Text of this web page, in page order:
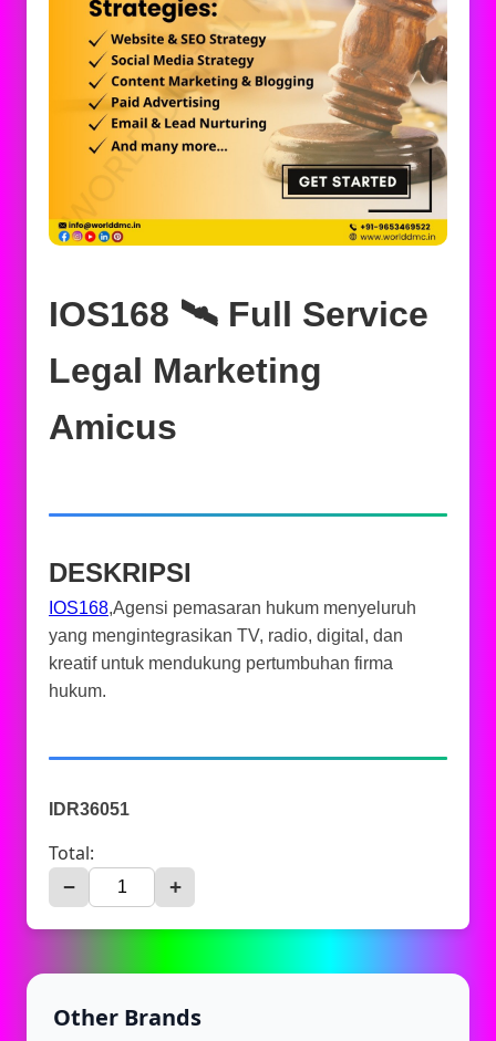
IOS168 🛰️‍ Full Service
Legal Marketing
Amicus
DESKRIPSI
IOS168,Agensi pemasaran hukum menyeluruh
yang mengintegrasikan TV, radio, digital, dan
kreatif untuk mendukung pertumbuhan firma
hukum.
IDR36051
Total:
− +
Other Brands